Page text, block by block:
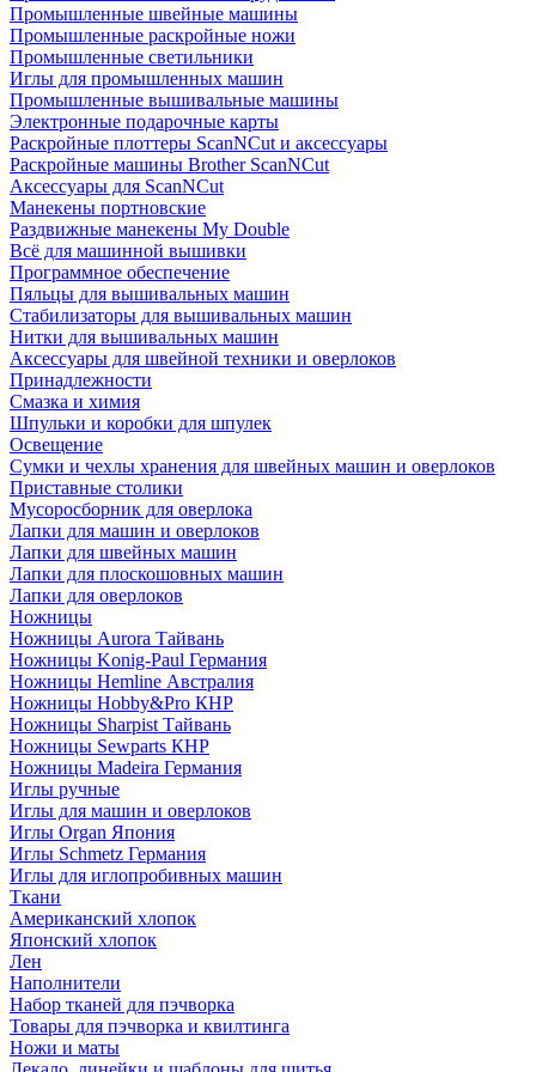
Промышленные швейные машины
Промышленные раскройные ножи
Промышленные светильники
Иглы для промышленных машин
Промышленные вышивальные машины
Электронные подарочные карты
Раскройные плоттеры ScanNCut и аксессуары
Раскройные машины Brother ScanNCut
Аксессуары для ScanNCut
Манекены портновские
Раздвижные манекены My Double
Всё для машинной вышивки
Программное обеспечение
Пяльцы для вышивальных машин
Стабилизаторы для вышивальных машин
Нитки для вышивальных машин
Аксессуары для швейной техники и оверлоков
Принадлежности
Смазка и химия
Шпульки и коробки для шпулек
Освещение
Сумки и чехлы хранения для швейных машин и оверлоков
Приставные столики
Мусоросборник для оверлока
Лапки для машин и оверлоков
Лапки для швейных машин
Лапки для плоскошовных машин
Лапки для оверлоков
Ножницы
Ножницы Aurora Тайвань
Ножницы Konig-Paul Германия
Ножницы Hemline Австралия
Ножницы Hobby&Pro КНР
Ножницы Sharpist Тайвань
Ножницы Sewparts КНР
Ножницы Madeira Германия
Иглы ручные
Иглы для машин и оверлоков
Иглы Organ Япония
Иглы Schmetz Германия
Иглы для иглопробивных машин
Ткани
Американский хлопок
Японский хлопок
Лен
Наполнители
Набор тканей для пэчворка
Товары для пэчворка и квилтинга
Ножи и маты